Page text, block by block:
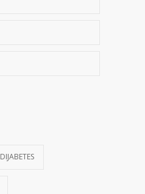
DIJABETES